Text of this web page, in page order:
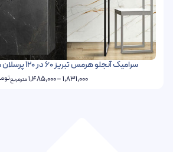
سرامیک آنجلو هرمس تبریز 60 در 120 پرسلان مات و فول پولیش
1,831,000
–
1,485,000مترمربعتومان